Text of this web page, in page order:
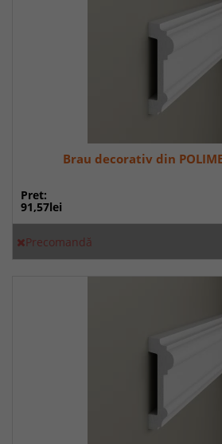
Brau decorativ din
Pret:
91,57lei
Precomandă